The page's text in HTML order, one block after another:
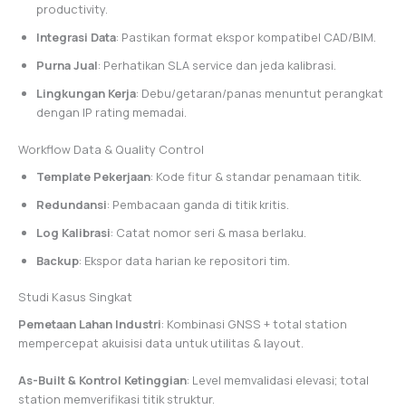
productivity.
Integrasi Data: Pastikan format ekspor kompatibel CAD/BIM.
Purna Jual: Perhatikan SLA service dan jeda kalibrasi.
Lingkungan Kerja: Debu/getaran/panas menuntut perangkat
dengan IP rating memadai.
Workflow Data & Quality Control
Template Pekerjaan: Kode fitur & standar penamaan titik.
Redundansi: Pembacaan ganda di titik kritis.
Log Kalibrasi: Catat nomor seri & masa berlaku.
Backup: Ekspor data harian ke repositori tim.
Studi Kasus Singkat
Pemetaan Lahan Industri: Kombinasi GNSS + total station
mempercepat akuisisi data untuk utilitas & layout.
As-Built & Kontrol Ketinggian: Level memvalidasi elevasi; total
station memverifikasi titik struktur.